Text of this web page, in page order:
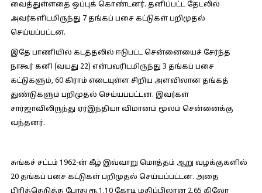
வைத்துள்ளதை ஒப்புக் கொண்டனர். தனிப்பட்ட தேடலில்
அவர்களிடமிருந்து 7 தங்கப் பசை கட்டுகள் பறிமுதல்
செய்யப்பட்டன.
இதே பாணியில் கடத்தலில் ஈடுபட்ட சென்னையைச் சேர்ந்த
நாகூர் கனி (வயது 22) என்பவரிடமிருந்து 3 தங்கப் பசை
கட்டுகளும், 60 கிராம் எடையுள்ள சிறிய அளவிலான தங்கத்
துண்டுகளும் பறிமுதல் செய்யப்பட்டன. இவர்கள்
சார்ஜாவிலிருந்து ஏர்இந்தியா விமானம் மூலம் சென்னைக்கு
வந்தனர்.
சுங்கச் சட்டம் 1962-ன் கீழ் இவ்வாறு மொத்தம் ஆறு வழக்குகளில்
20 தங்கப் பசை கட்டுகள் பறிமுதல் செய்யப்பட்டன. அதை
பிரித்தெடுத்த போது ரூ.1.10 கோடி மதிப்பிலான 2.65 கிலோ